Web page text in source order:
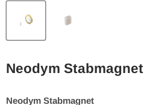
Neodym
Neodym Stabmagnet